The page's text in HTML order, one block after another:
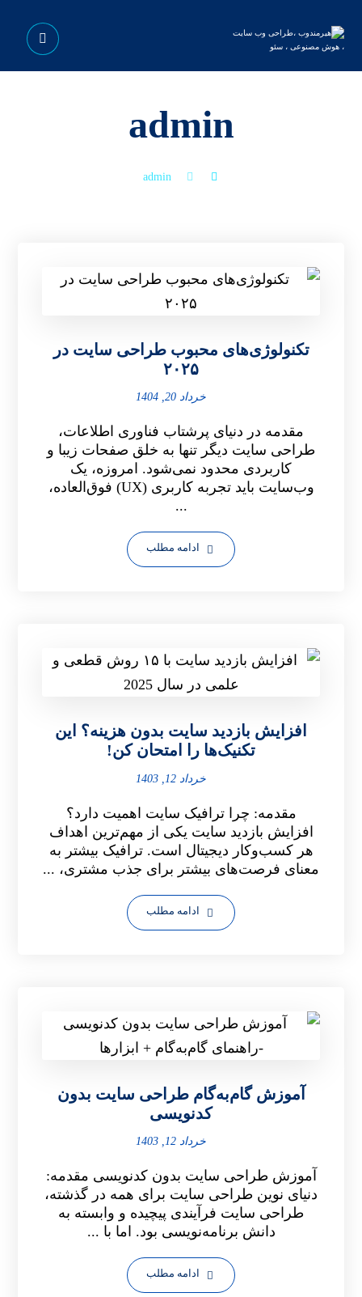
admin
admin
تکنولوژی‌های محبوب طراحی سایت در
۲۰۲۵
خرداد 20, 1404
مقدمه در دنیای پرشتاب فناوری اطلاعات،
طراحی سایت دیگر تنها به خلق صفحات زیبا و
کاربردی محدود نمی‌شود. امروزه، یک
وب‌سایت باید تجربه کاربری (UX) فوق‌العاده،
...
ادامه مطلب
افزایش بازدید سایت بدون هزینه؟ این
تکنیک‌ها را امتحان کن!
خرداد 12, 1403
مقدمه: چرا ترافیک سایت اهمیت دارد؟
افزایش بازدید سایت یکی از مهم‌ترین اهداف
هر کسب‌وکار دیجیتال است. ترافیک بیشتر به
معنای فرصت‌های بیشتر برای جذب مشتری، ...
ادامه مطلب
آموزش گام‌به‌گام طراحی سایت بدون
کدنویسی
خرداد 12, 1403
آموزش طراحی سایت بدون کدنویسی مقدمه:
دنیای نوین طراحی سایت برای همه در گذشته،
طراحی سایت فرآیندی پیچیده و وابسته به
دانش برنامه‌نویسی بود. اما با ...
ادامه مطلب